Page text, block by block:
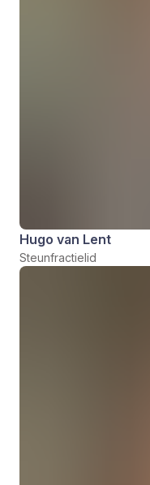
Hugo van Lent
Steunfractielid